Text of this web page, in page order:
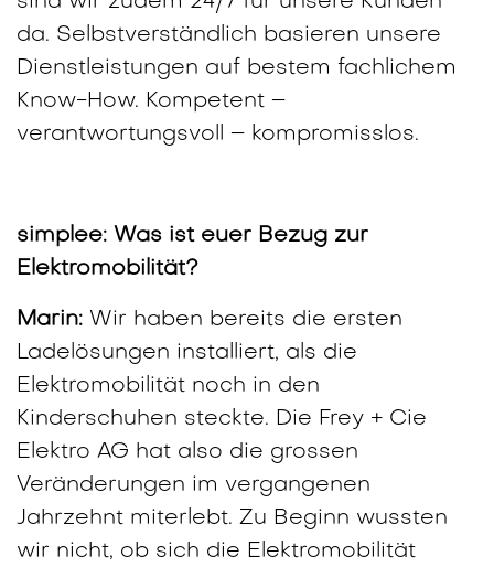
da. Selbstverständlich basieren unsere
Dienstleistungen auf bestem fachlichem
Know-How. Kompetent –
verantwortungsvoll – kompromisslos.
simplee: Was ist euer Bezug zur
Elektromobilität?
Marin: Wir haben bereits die ersten
Ladelösungen installiert, als die
Elektromobilität noch in den
Kinderschuhen steckte. Die Frey + Cie
Elektro AG hat also die grossen
Veränderungen im vergangenen
Jahrzehnt miterlebt. Zu Beginn wussten
wir nicht, ob sich die Elektromobilität